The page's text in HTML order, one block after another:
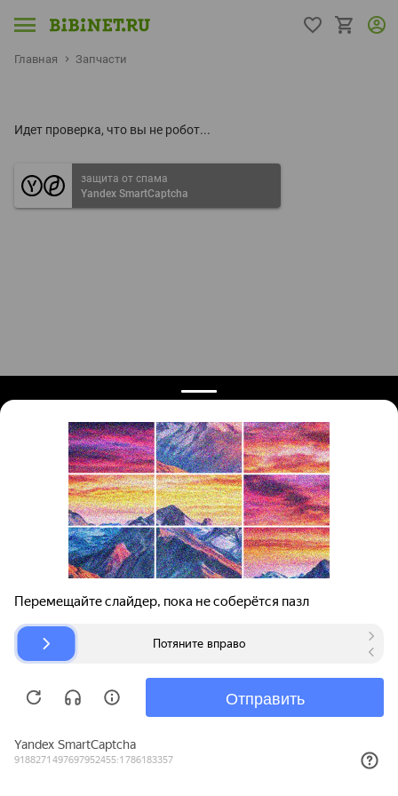
Главная Запчасти
Идет проверка, что вы не робот...
защита от спама
Yandex SmartCaptcha
Поиск запчастей
Для автокомпаний
Авторазборки
О проекте
Помощь
Карта сайта
© bibinet.ru - система поиска запчастей,
Copyright 2010-2026 Все права защищены